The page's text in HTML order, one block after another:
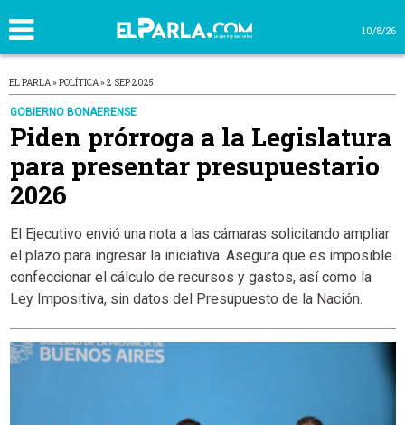
10/8/26
EL PARLA » POLÍTICA » 2 SEP 2025
GOBIERNO BONAERENSE
Piden prórroga a la Legislatura
para presentar presupuestario
2026
El Ejecutivo envió una nota a las cámaras solicitando ampliar
el plazo para ingresar la iniciativa. Asegura que es imposible
confeccionar el cálculo de recursos y gastos, así como la
Ley Impositiva, sin datos del Presupuesto de la Nación.